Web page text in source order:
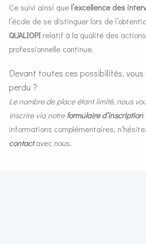
Ce suivi ainsi que l’excellence des
l’école de se distinguer lors de
QUALIOPIrelatif à la qualité des
professionnelle continue.
Devant toutes ces possibilités, vous
perdu ?
Le nombre de place étant limité, nous
inscrire via notreformulaire d’inscription.
informations complémentaires,
contact avec nous.